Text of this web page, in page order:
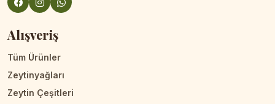
Alışveriş
Tüm Ürünler
Zeytinyağları
Zeytin Çeşitleri